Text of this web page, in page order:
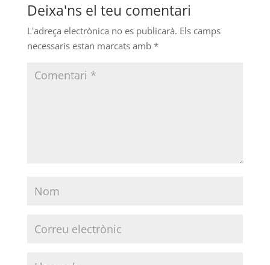
Deixa'ns el teu comentari
L'adreça electrònica no es publicarà. Els camps
necessaris estan marcats amb *